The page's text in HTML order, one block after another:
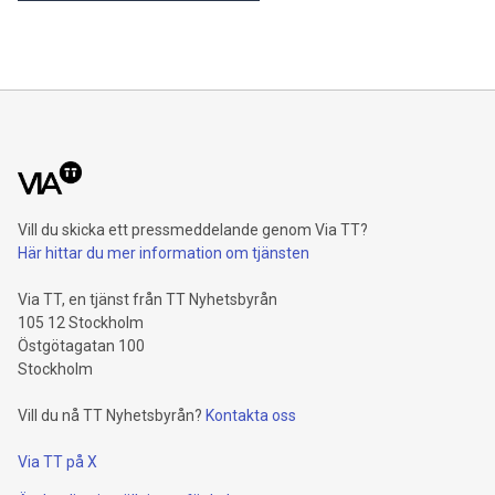
Vill du skicka ett pressmeddelande genom Via TT?
Här hittar du mer information om tjänsten
Via TT, en tjänst från TT Nyhetsbyrån
105 12 Stockholm
Östgötagatan 100
Stockholm
Vill du nå TT Nyhetsbyrån? Kontakta oss
Via TT på X